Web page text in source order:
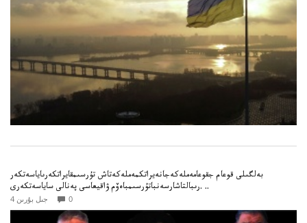
بەلگىلى قوعام جقوعامەملەكەجانەيراتكمەملەكەتاش تۇرسىمقايراتكەرىاياسەتكەر
رىبالتاشارسەنباتۇرسىمباەۆم ۋاقيعاسى پەنالى ساياسەتكەرى. ..
4 جىل بۇرىن 0